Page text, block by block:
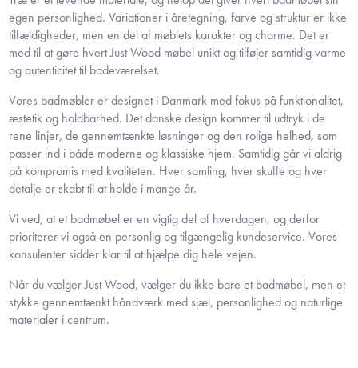
egen personlighed. Variationer i åretegning, farve og struktur er ikke
tilfældigheder, men en del af møblets karakter og charme. Det er
med til at gøre hvert Just Wood møbel unikt og tilføjer samtidig varme
og autenticitet til badeværelset.
Vores badmøbler er designet i Danmark med fokus på funktionalitet,
æstetik og holdbarhed. Det danske design kommer til udtryk i de
rene linjer, de gennemtænkte løsninger og den rolige helhed, som
passer ind i både moderne og klassiske hjem. Samtidig går vi aldrig
på kompromis med kvaliteten. Hver samling, hver skuffe og hver
detalje er skabt til at holde i mange år.
Vi ved, at et badmøbel er en vigtig del af hverdagen, og derfor
prioriterer vi også en personlig og tilgængelig kundeservice. Vores
konsulenter sidder klar til at hjælpe dig hele vejen.
Når du vælger Just Wood, vælger du ikke bare et badmøbel, men et
stykke gennemtænkt håndværk med sjæl, personlighed og naturlige
materialer i centrum.